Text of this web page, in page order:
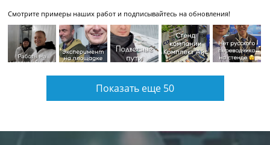
Смотрите примеры наших работ и подписывайтесь на обновления!
Показать еще 50